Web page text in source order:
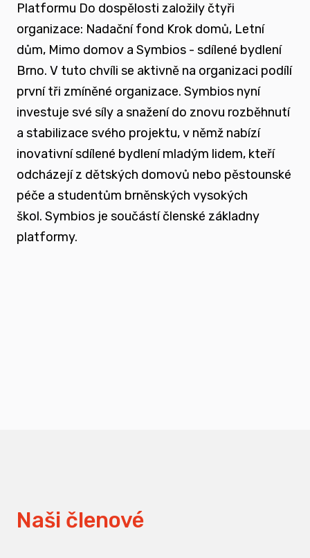
zapojovat se do advokační činnosti, která
souvisí i se změnou legislativy a systému
jako takového
nést a podporovat sílu hlasu těch, kteří
vyrůstali mimo své biologické rodiny
rozvíjet dialog a vést kontruktivní debaty
spojené se změnou systému péče o
podporovat vzdělání a osvětu nejen u
Platformu Do dospělosti založily čtyři
organizace: Nadační fond Krok domů, Letní
dům, Mimo domov a Symbios - sdílené bydlení
Brno. V tuto chvíli se aktivně na organizaci podílí
první tři zmíněné organizace. Symbios nyní
investuje své síly a snažení do znovu rozběhnutí
a stabilizace svého projektu, v němž nabízí
inovativní sdílené bydlení mladým lidem, kteří
odcházejí z dětských domovů nebo pěstounské
péče a studentům brněnských vysokých
škol. Symbios je součástí členské základny
platformy.
Naši členové